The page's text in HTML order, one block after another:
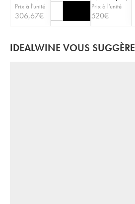
Prix à l'unité
306,67€
Prix à l'unité
520€
IDEALWINE VOUS SUGGÈRE